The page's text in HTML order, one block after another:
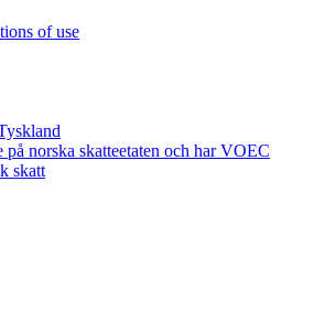
of use
på norska skatteetaten och har VOEC
skatt